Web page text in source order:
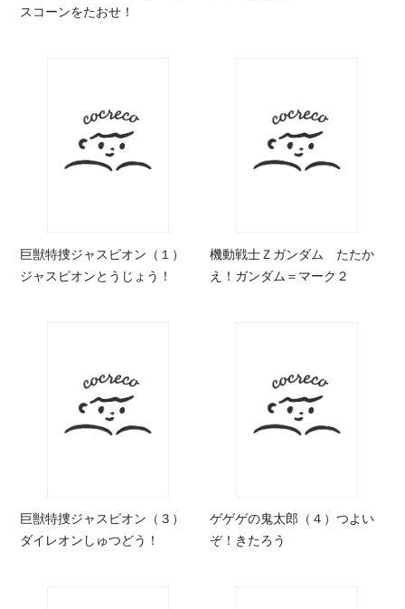
スコーンをたおせ！
巨獣特捜ジャスピオン（１）
ジャスピオンとうじょう！
機動戦士Ｚガンダム たたか
え！ガンダム＝マーク２
巨獣特捜ジャスピオン（３）
ダイレオンしゅつどう！
ゲゲゲの鬼太郎（４）つよい
ぞ！きたろう